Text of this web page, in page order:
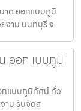
าด ออกแบบภูมิ
งาม นนทบุรี จ
ออกแบบภูมิ
กแบบภูมิทัศน์ ทั่ว
าม รับจัดส